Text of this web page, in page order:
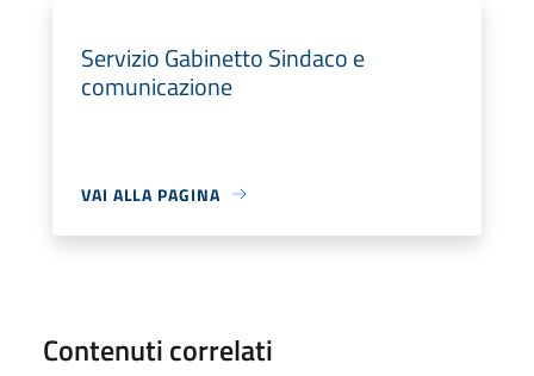
Servizio Gabinetto Sindaco e
comunicazione
VAI ALLA PAGINA
Contenuti correlati